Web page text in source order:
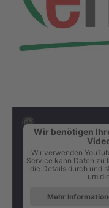
Wir benötigen
Wir verwenden
Service kann Daten zu
die Details durch und
um
Mehr